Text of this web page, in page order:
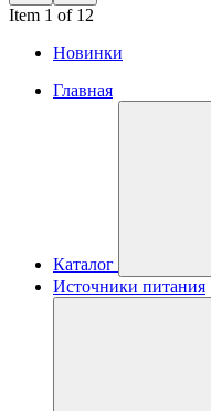
Item 1 of 12
Новинки
Главная
Каталог
Источники питания